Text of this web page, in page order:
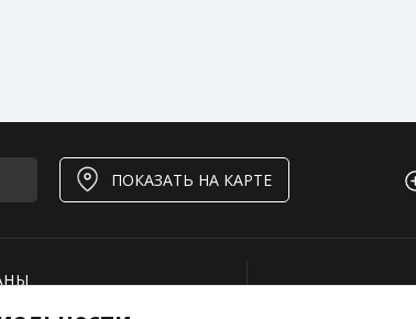
ПОКАЗАТЬ НА КАРТЕ